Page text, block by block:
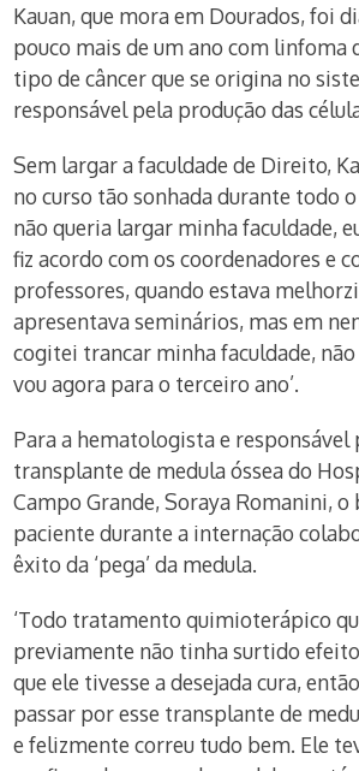
Kauan, que mora em Dourados, foi
pouco mais de um ano com linfoma
tipo de câncer que se origina no
responsável pela produção das
Sem largar a faculdade de Direito,
no curso tão sonhada durante todo
não queria largar minha faculdade,
fiz acordo com os coordenadores e
professores, quando estava
apresentava seminários, mas em
cogitei trancar minha faculdade, não
vou agora para o terceiro ano’.
Para a hematologista e responsável
transplante de medula óssea do
Campo Grande, Soraya Romanini,
paciente durante a internação
êxito da ‘pega’ da medula.
‘Todo tratamento quimioterápico
previamente não tinha surtido
que ele tivesse a desejada cura,
passar por esse transplante de
e felizmente correu tudo bem. Ele